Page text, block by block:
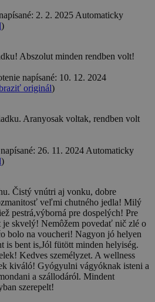
2. 2. 2025 Automaticky
)
Abszolut minden rendben volt!
napísané: 10. 12. 2024
originál)
Aranyosak voltak, rendben volt
26. 11. 2024 Automaticky
)
Čistý vnútri aj vonku, dobre
veľmi chutného jedla! Milý
pestrá,výborná pre dospelých! Pre
skvelý! Nemôžem povedať nič zlé o
bolo na voucheri! Nagyon jó helyen
is bent is,Jól fütött minden helyiség.
Kedves személyzet. A wellness
kiváló! Gyógyulni vágyóknak isteni a
a szállodáról. Mindent
szerepelt!